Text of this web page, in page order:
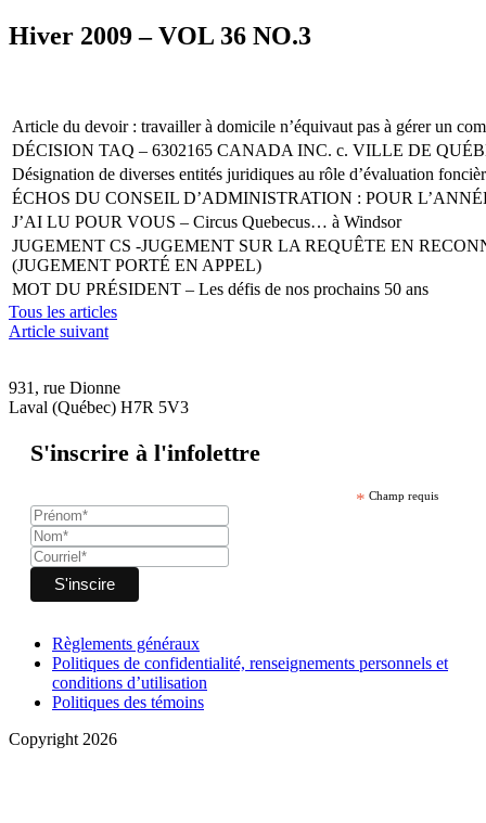
Hiver 2009 – VOL 36 NO.3
Article du devoir : travailler à domicile n’équivaut pas à gérer un
DÉCISION TAQ – 6302165 CANADA INC. c. VILLE DE
Désignation de diverses entités juridiques au rôle d’évaluation
ÉCHOS DU CONSEIL D’ADMINISTRATION : POUR
J’AI LU POUR VOUS – Circus Quebecus… à Windsor
JUGEMENT CS -JUGEMENT SUR LA REQUÊTE EN
(JUGEMENT PORTÉ EN APPEL)
MOT DU PRÉSIDENT – Les défis de nos prochains 50 ans
Tous les articles
Article suivant
931, rue Dionne
Laval (Québec) H7R 5V3
S'inscrire à l'infolettre
* Champ requis
Règlements généraux
Politiques de confidentialité, renseignements personnels et
conditions d’utilisation
Politiques des témoins
Copyright 2026